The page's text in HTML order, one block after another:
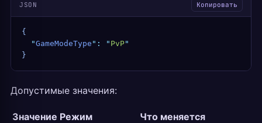
JSON Копировать
{
  "
GameModeType " : " PvP"
}
Допустимые значения:
Значение Режим Что меняется